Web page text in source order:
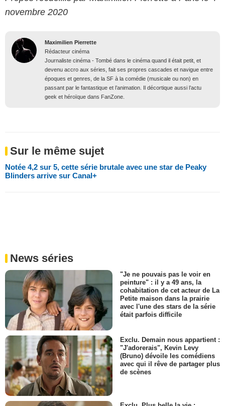
novembre 2020
Maximilien Pierrette
Rédacteur cinéma
Journaliste cinéma - Tombé dans le cinéma quand il était petit, et
devenu accro aux séries, fait ses propres cascades et navigue entre
époques et genres, de la SF à la comédie (musicale ou non) en
passant par le fantastique et l’animation. Il décortique aussi l’actu
geek et héroïque dans FanZone.
Sur le même sujet
Notée 4,2 sur 5, cette série brutale avec une star de Peaky
Blinders arrive sur Canal+
News séries
"Je ne pouvais pas le voir en
peinture" : il y a 49 ans, la
cohabitation de cet acteur de La
Petite maison dans la prairie
avec l'une des stars de la série
était parfois difficile
Exclu. Demain nous appartient :
"J'adorerais", Kevin Levy
(Bruno) dévoile les comédiens
avec qui il rêve de partager plus
de scènes